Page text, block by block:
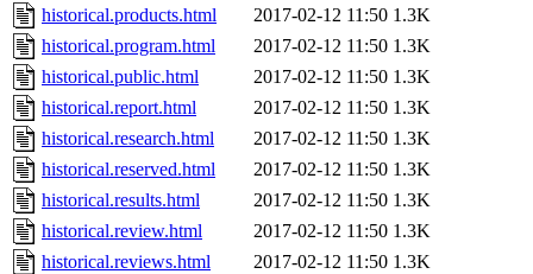
historical.products.html
2017-02-12 11:50 1.3K
historical.program.html
2017-02-12 11:50 1.3K
historical.public.html
2017-02-12 11:50 1.3K
historical.report.html
2017-02-12 11:50 1.3K
historical.research.html
2017-02-12 11:50 1.3K
historical.reserved.html
2017-02-12 11:50 1.3K
historical.results.html
2017-02-12 11:50 1.3K
historical.review.html
2017-02-12 11:50 1.3K
historical.reviews.html
2017-02-12 11:50 1.3K